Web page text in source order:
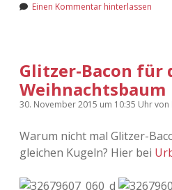
Einen Kommentar hinterlassen
Glitzer-Bacon für
Weihnachtsbaum
30. November 2015 um 10:35 Uhrvon
Warum nicht mal Glitzer-
gleichen Kugeln? Hier bei